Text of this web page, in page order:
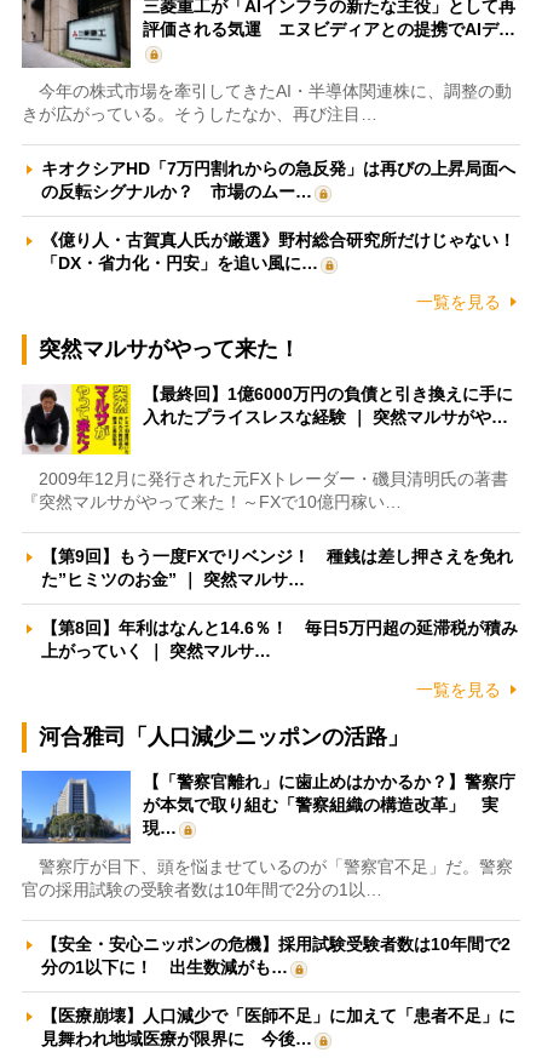
三菱重工が「AIインフラの新たな主役」として再
評価される気運 エヌビディアとの提携でAIデ…
今年の株式市場を牽引してきたAI・半導体関連株に、調整の動
きが広がっている。そうしたなか、再び注目…
キオクシアHD「7万円割れからの急反発」は再びの上昇局面へ
の反転シグナルか？ 市場のムー…
《億り人・古賀真人氏が厳選》野村総合研究所だけじゃない！
「DX・省力化・円安」を追い風に…
一覧を見る
突然マルサがやって来た！
【最終回】1億6000万円の負債と引き換えに手に
入れたプライスレスな経験 ｜ 突然マルサがや…
2009年12月に発行された元FXトレーダー・磯貝清明氏の著書
『突然マルサがやって来た！～FXで10億円稼い…
【第9回】もう一度FXでリベンジ！ 種銭は差し押さえを免れ
た”ヒミツのお金” ｜ 突然マルサ…
【第8回】年利はなんと14.6％！ 毎日5万円超の延滞税が積み
上がっていく ｜ 突然マルサ…
一覧を見る
河合雅司「人口減少ニッポンの活路」
【「警察官離れ」に歯止めはかかるか？】警察庁
が本気で取り組む「警察組織の構造改革」 実
現…
警察庁が目下、頭を悩ませているのが「警察官不足」だ。警察
官の採用試験の受験者数は10年間で2分の1以…
【安全・安心ニッポンの危機】採用試験受験者数は10年間で2
分の1以下に！ 出生数減がも…
【医療崩壊】人口減少で「医師不足」に加えて「患者不足」に
見舞われ地域医療が限界に 今後…